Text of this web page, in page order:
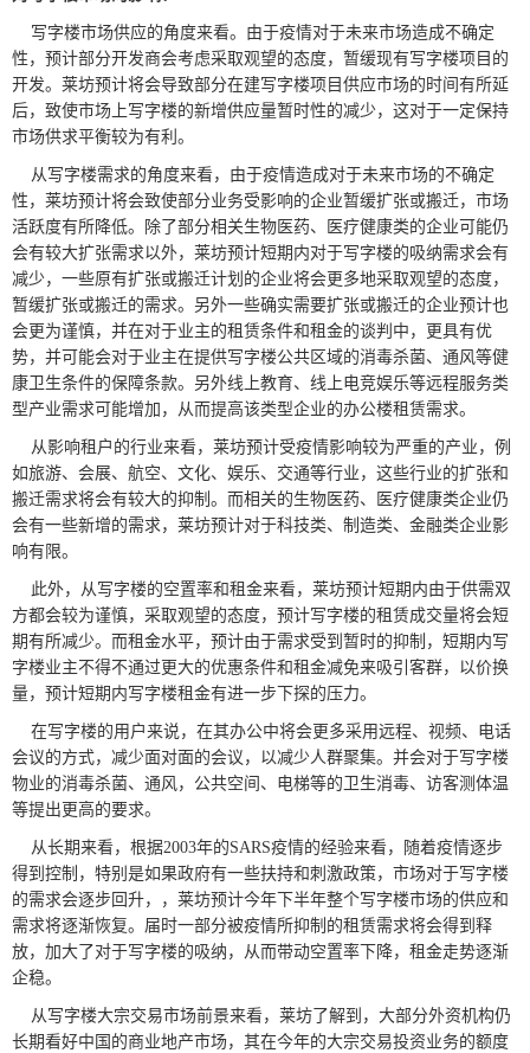
写字楼市场供应的角度来看。由于疫情对于未来市场造成不确定
性，预计部分开发商会考虑采取观望的态度，暂缓现有写字楼项目的
开发。莱坊预计将会导致部分在建写字楼项目供应市场的时间有所延
后，致使市场上写字楼的新增供应量暂时性的减少，这对于一定保持
市场供求平衡较为有利。
从写字楼需求的角度来看，由于疫情造成对于未来市场的不确定
性，莱坊预计将会致使部分业务受影响的企业暂缓扩张或搬迁，市场
活跃度有所降低。除了部分相关生物医药、医疗健康类的企业可能仍
会有较大扩张需求以外，莱坊预计短期内对于写字楼的吸纳需求会有
减少，一些原有扩张或搬迁计划的企业将会更多地采取观望的态度，
暂缓扩张或搬迁的需求。另外一些确实需要扩张或搬迁的企业预计也
会更为谨慎，并在对于业主的租赁条件和租金的谈判中，更具有优
势，并可能会对于业主在提供写字楼公共区域的消毒杀菌、通风等健
康卫生条件的保障条款。另外线上教育、线上电竞娱乐等远程服务类
型产业需求可能增加，从而提高该类型企业的办公楼租赁需求。
从影响租户的行业来看，莱坊预计受疫情影响较为严重的产业，例
如旅游、会展、航空、文化、娱乐、交通等行业，这些行业的扩张和
搬迁需求将会有较大的抑制。而相关的生物医药、医疗健康类企业仍
会有一些新增的需求，莱坊预计对于科技类、制造类、金融类企业影
响有限。
此外，从写字楼的空置率和租金来看，莱坊预计短期内由于供需双
方都会较为谨慎，采取观望的态度，预计写字楼的租赁成交量将会短
期有所减少。而租金水平，预计由于需求受到暂时的抑制，短期内写
字楼业主不得不通过更大的优惠条件和租金减免来吸引客群，以价换
量，预计短期内写字楼租金有进一步下探的压力。
在写字楼的用户来说，在其办公中将会更多采用远程、视频、电话
会议的方式，减少面对面的会议，以减少人群聚集。并会对于写字楼
物业的消毒杀菌、通风，公共空间、电梯等的卫生消毒、访客测体温
等提出更高的要求。
从长期来看，根据2003年的SARS疫情的经验来看，随着疫情逐步
得到控制，特别是如果政府有一些扶持和刺激政策，市场对于写字楼
的需求会逐步回升，，莱坊预计今年下半年整个写字楼市场的供应和
需求将逐渐恢复。届时一部分被疫情所抑制的租赁需求将会得到释
放，加大了对于写字楼的吸纳，从而带动空置率下降，租金走势逐渐
企稳。
从写字楼大宗交易市场前景来看，莱坊了解到，大部分外资机构仍
长期看好中国的商业地产市场，其在今年的大宗交易投资业务的额度